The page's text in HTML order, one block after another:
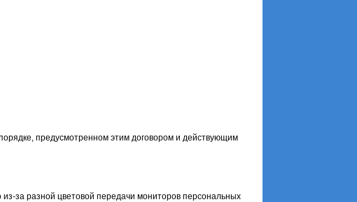
предусмотренном этим договором и действующим
за разной цветовой передачи мониторов персональных